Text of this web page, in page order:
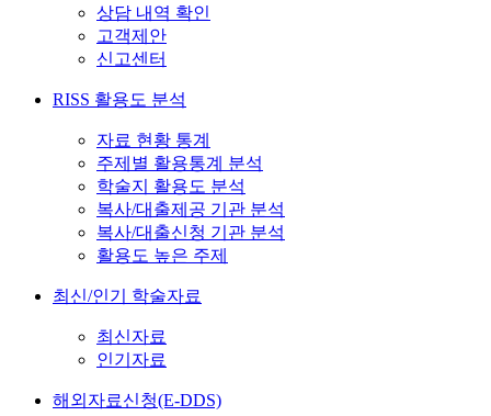
상담 내역 확인
고객제안
신고센터
RISS 활용도 분석
자료 현황 통계
주제별 활용통계 분석
학술지 활용도 분석
복사/대출제공 기관 분석
복사/대출신청 기관 분석
활용도 높은 주제
최신/인기 학술자료
최신자료
인기자료
해외자료신청(E-DDS)